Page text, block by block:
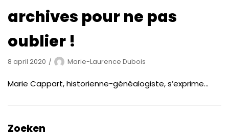
archives pour ne pas
oublier !
8 april 2020 Marie-Laurence Dubois
Marie Cappart, historienne-généalogiste, s’exprime…
Zoeken